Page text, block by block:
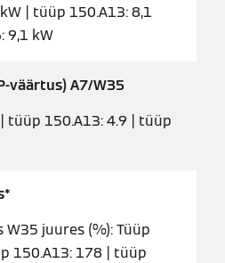
| tüüp 150.A13: 8,1
9,1 kW
väärtus) A7/W35
tüüp 150.A13: 4.9 | tüüp
juures (%): Tüüp
150.A13: 178 | tüüp